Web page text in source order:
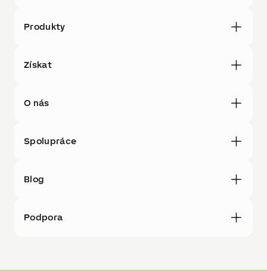
Produkty
Získat
O nás
Spolupráce
Blog
Podpora